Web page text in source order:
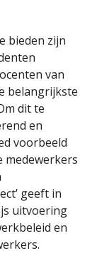
bieden zijn
van
belangrijkste
dit te
en
voorbeeld
medewerkers
geeft in
uitvoering
en